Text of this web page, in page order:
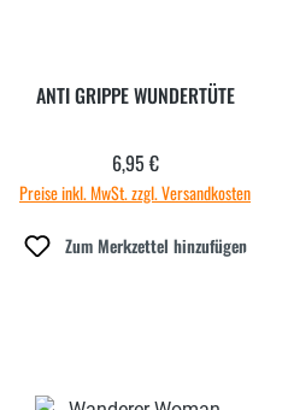
ANTI GRIPPE WUNDERTÜTE
Regulärer Preis:
6,95 €
Preise inkl. MwSt. zzgl. Versandkosten
Zum Merkzettel hinzufügen